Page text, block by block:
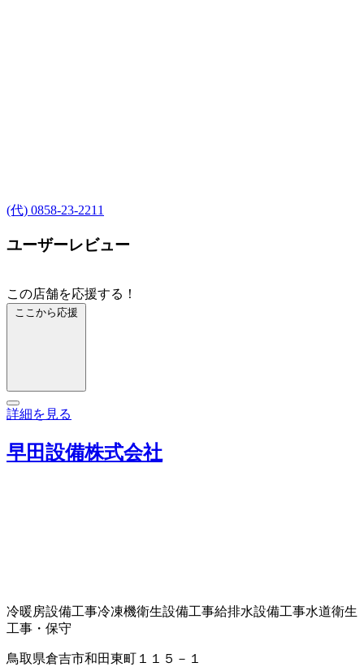
(代) 0858-23-2211
ユーザーレビュー
この店舗を応援する！
ここから応援
詳細を見る
早田設備株式会社
冷暖房設備工事冷凍機衛生設備工事給排水設備工事水道衛生
工事・保守
鳥取県倉吉市和田東町１１５－１